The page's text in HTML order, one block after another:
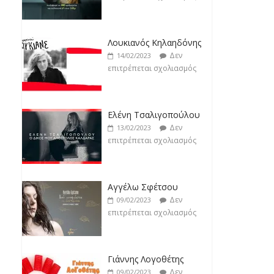
19/02/2023
Δεν
επιτρέπεται σχολιασμός
Ελένη Τσαλιγοπούλου
13/02/2023
Δεν
επιτρέπεται σχολιασμός
Αγγέλω Σφέτσου
09/02/2023
Δεν
επιτρέπεται σχολιασμός
Γιάννης Λογοθέτης
09/02/2023
Δεν
επιτρέπεται σχολιασμός
Anemos
03/02/2023
Δεν